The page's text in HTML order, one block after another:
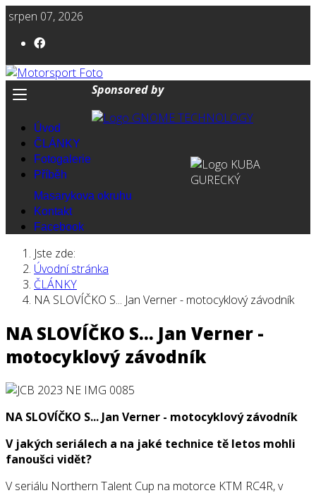
srpen 07, 2026
Sponsored by
Úvod
ČLÁNKY
Fotogalerie
Příběh
Masarykova okruhu
Kontakt
Facebook
Jste zde:
Úvodní stránka
ČLÁNKY
NA SLOVÍČKO S... Jan Verner - motocyklový závodník
NA SLOVÍČKO S... Jan Verner -
motocyklový závodník
NA SLOVÍČKO S... Jan Verner - motocyklový závodník
V jakých seriálech a na jaké technice tě letos mohli
fanoušci vidět?
V seriálu Northern Talent Cup na motorce KTM RC4R, v